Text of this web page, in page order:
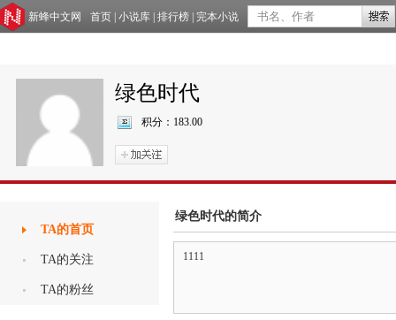
新蜂中文网 首页 小说库 排行榜 完本小说
绿色时代
积分： 183.00
TA的首页
TA的关注
TA的粉丝
绿色时代的简介
1111